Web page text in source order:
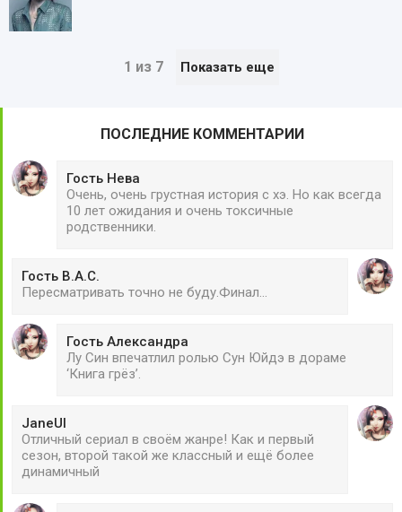
1 из 7 Показать еще
ПОСЛЕДНИЕ КОММЕНТАРИИ
Гость Нева
Очень, очень грустная история с хэ. Но как всегда
10 лет ожидания и очень токсичные
родственники.
Гость В.А.С.
Пересматривать точно не буду.Финал...
Гость Александра
Лу Син впечатлил ролью Сун Юйдэ в дораме
‘Книга грёз’.
JaneUl
Отличный сериал в своём жанре! Как и первый
сезон, второй такой же классный и ещё более
динамичный